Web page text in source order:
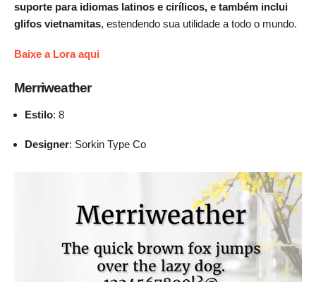
suporte para idiomas latinos e cirílicos, e também inclui
glifos vietnamitas, estendendo sua utilidade a todo o mundo.
Baixe a Lora aqui
Merriweather
Estilo: 8
Designer: Sorkin Type Co